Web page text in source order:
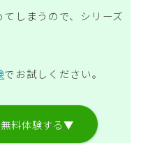
しまうので、シリーズ
でお試しください。
料体験する▼